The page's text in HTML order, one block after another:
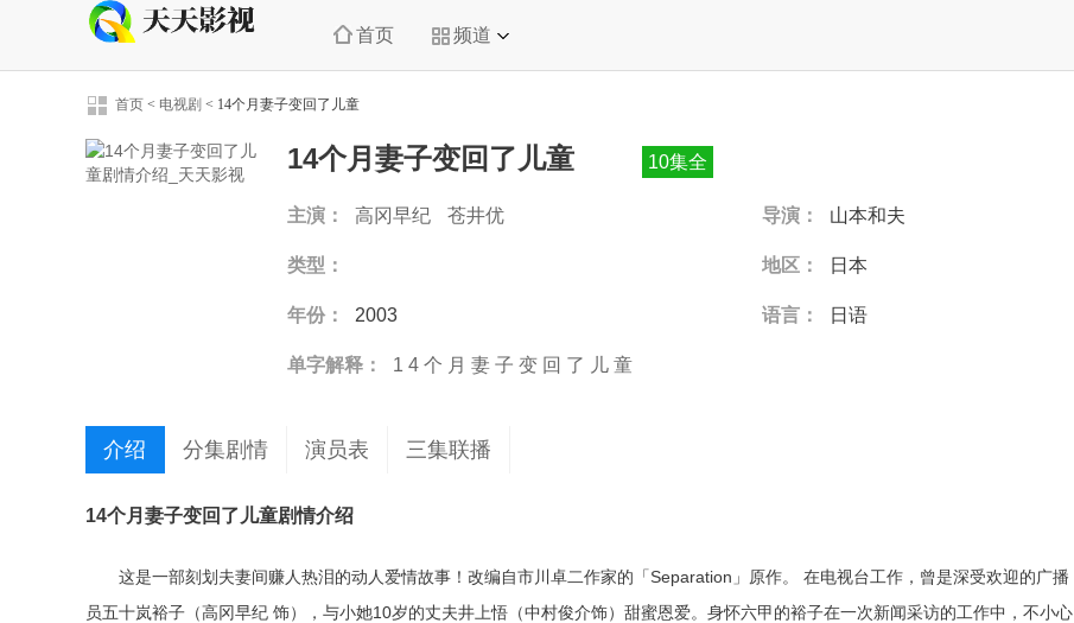
首页 频道
首页 < 电视剧 < 14个月妻子变回了儿童
14个月妻子变回了儿童 10集全
主演： 高冈早纪 苍井优 导演： 山本和夫
类型： 地区： 日本
年份： 2003 语言： 日语
单字解释： 1 4 个 月 妻 子 变 回 了 儿 童
介绍 分集剧情 演员表 三集联播
14个月妻子变回了儿童剧情介绍
这是一部刻划夫妻间赚人热泪的动人爱情故事！改编自市川卓二作家的「Separation」原作。 在电视台工作，曾是深受欢迎的广播
员五十岚裕子（高冈早纪 饰），与小她10岁的丈夫井上悟（中村俊介饰）甜蜜恩爱。身怀六甲的裕子在一次新闻采访的工作中，不小心